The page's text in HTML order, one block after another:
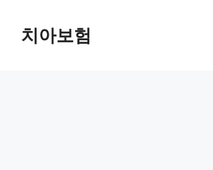
content치아보험